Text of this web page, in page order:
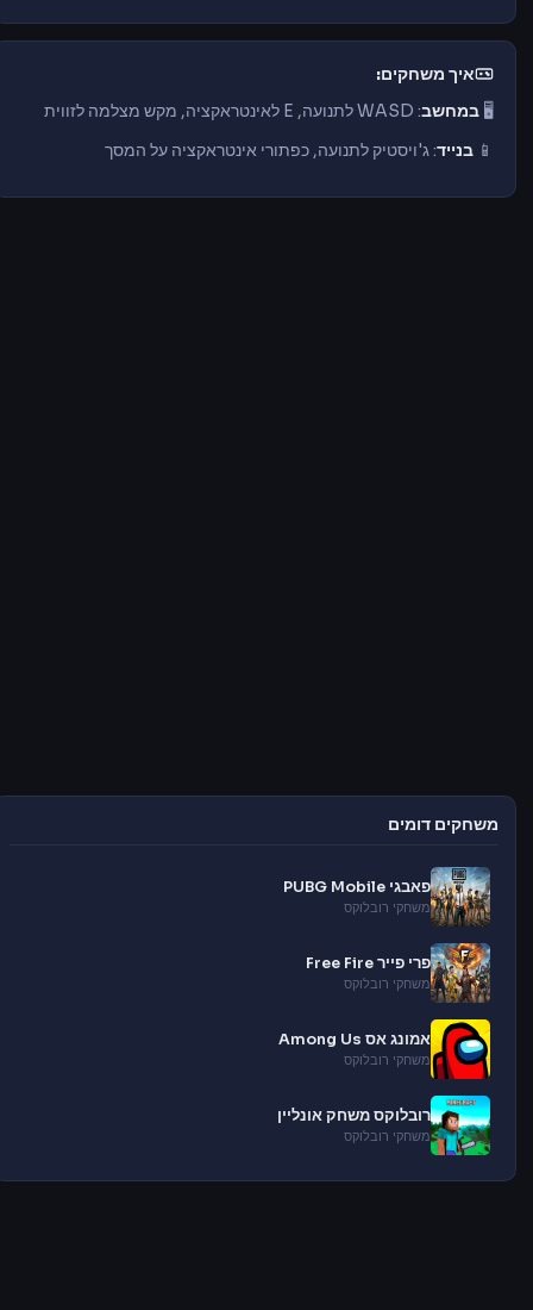
איך משחקים:
🖥️ במחשב: WASD לתנועה, E לאינטראקציה, מקש מצלמה לזווית
📱 בנייד: ג'ויסטיק לתנועה, כפתורי אינטראקציה על המסך
משחקים דומים
פאבגי PUBG Mobile
משחקי רובלוקס
פרי פייר Free Fire
משחקי רובלוקס
אמונג אס Among Us
משחקי רובלוקס
רובלוקס משחק אונליין
משחקי רובלוקס